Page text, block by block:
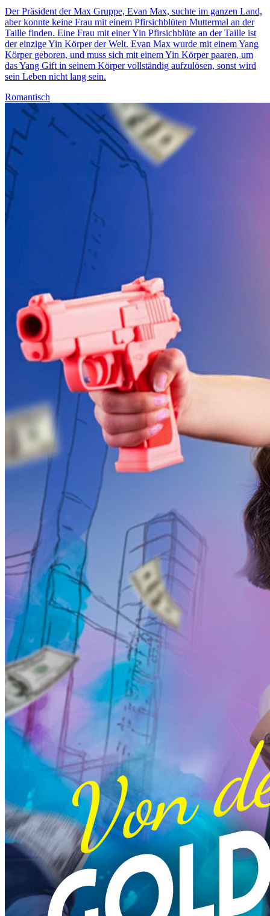
Der Präsident der Max Gruppe, Evan Max, suchte im ganzen Land,
aber konnte keine Frau mit einem Pfirsichblüten Muttermal an der
Taille finden. Eine Frau mit einer Yin Pfirsichblüte an der Taille ist
der einzige Yin Körper der Welt. Evan Max wurde mit einem Yang
Körper geboren, und muss sich mit einem Yin Körper paaren, um
das Yang Gift in seinem Körper vollständig aufzulösen, sonst wird
sein Leben nicht lang sein.
Romantisch